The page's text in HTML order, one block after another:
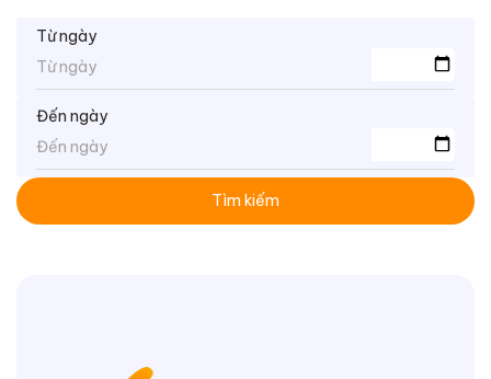
Từ ngày
Đến ngày
Tìm kiếm